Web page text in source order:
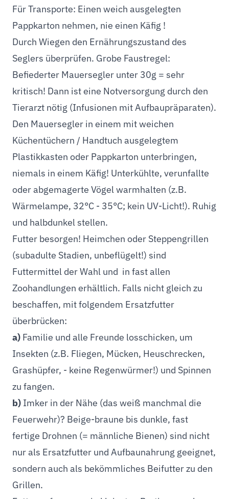
Für Transporte: Einen weich ausgelegten
Pappkarton nehmen, nie einen Käfig !
Durch Wiegen den Ernährungszustand des
Seglers überprüfen. Grobe Faustregel:
Befiederter Mauersegler unter 30g = sehr
kritisch! Dann ist eine Notversorgung durch den
Tierarzt nötig (Infusionen mit Aufbaupräparaten).
Den Mauersegler in einem mit weichen
Küchentüchern / Handtuch ausgelegtem
Plastikkasten oder Pappkarton unterbringen,
niemals in einem Käfig! Unterkühlte, verunfallte
oder abgemagerte Vögel warmhalten (z.B.
Wärmelampe, 32°C - 35°C; kein UV-Licht!). Ruhig
und halbdunkel stellen.
Futter besorgen! Heimchen oder Steppengrillen
(subadulte Stadien, unbeflügelt!) sind
Futtermittel der Wahl und in fast allen
Zoohandlungen erhältlich. Falls nicht gleich zu
beschaffen, mit folgendem Ersatzfutter
überbrücken:
a) Familie und alle Freunde losschicken, um
Insekten (z.B. Fliegen, Mücken, Heuschrecken,
Grashüpfer, - keine Regenwürmer!) und Spinnen
zu fangen.
b) Imker in der Nähe (das weiß manchmal die
Feuerwehr)? Beige-braune bis dunkle, fast
fertige Drohnen (= männliche Bienen) sind nicht
nur als Ersatzfutter und Aufbaunahrung geeignet,
sondern auch als bekömmliches Beifutter zu den
Grillen.